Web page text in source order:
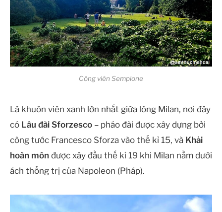
Công viên Sempione
Là khuôn viên xanh lớn nhất giữa lòng Milan, nơi đây
có Lâu đài Sforzesco – pháo đài được xây dựng bởi
công tước Francesco Sforza vào thế kỉ 15, và Khải
hoàn môn được xây đầu thế kỉ 19 khi Milan nằm dưới
ách thống trị của Napoleon (Pháp).